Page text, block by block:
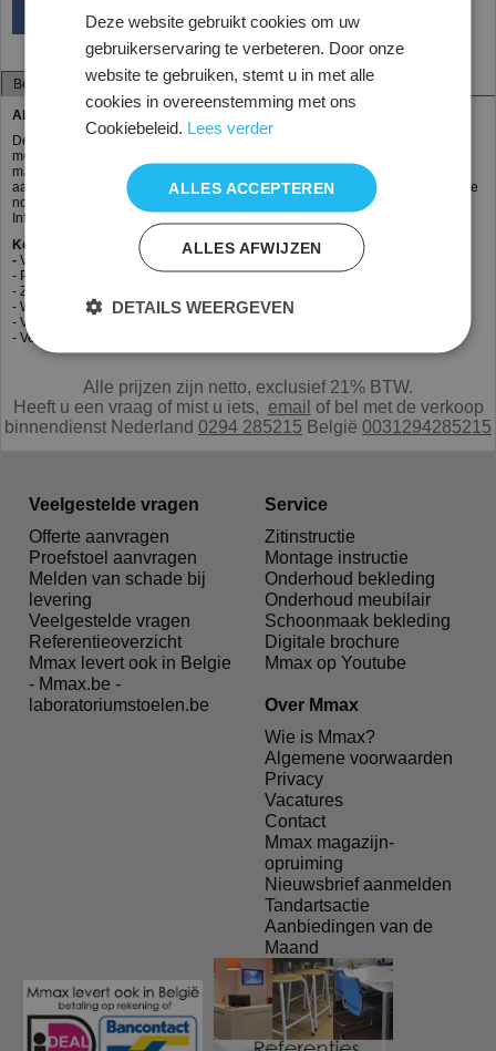
Beschrijving
Specificaties
Altera 160.4
De Altera stahulp is de ideale stasteun bij werkzaamheden waarbij men veel
moet staan. Het schuin aflopende zitvlak zorgt er voor dat het bekken
makkelijk gekanteld kan worden daarmee een correcte rughouding
aangenomen wordt. De voeten blijven stevig op de grond staan en dat eeft de
nodige stabiliteit. De Altera van Medisit voldoet aan de richtlijn uit het Arbo-
Informatieblad van het ministerie van SZW.
Kenmerken
- Verstelbare zithoek
- Polyurethaan zitting
- Zithoogte 70-95cm
- Werkhoogte 90-11-cm
- Verstelbare voetenring
- Verchroomd schotel onderstel Ø 50cm
Alle prijzen zijn netto, exclusief 21% BTW.
Heeft u een vraag of mist u iets, email of bel met de verkoop
binnendienst Nederland 0294 285215 België 0031294285215
Veelgestelde vragen
Offerte aanvragen
Proefstoel aanvragen
Melden van schade bij
levering
Veelgestelde vragen
Referentieoverzicht
Mmax levert ook in Belgie
- Mmax.be -
laboratoriumstoelen.be
Service
Zitinstructie
Montage instructie
Onderhoud bekleding
Onderhoud meubilair
Schoonmaak bekleding
Digitale brochure
Mmax op Youtube
Over Mmax
Wie is Mmax?
Algemene voorwaarden
Privacy
Vacatures
Contact
Mmax magazijn-
opruiming
Nieuwsbrief aanmelden
Tandartsactie
Aanbiedingen van de
Maand
Deze website gebruikt cookies om uw
gebruikerservaring te verbeteren. Door onze
website te gebruiken, stemt u in met alle
cookies in overeenstemming met ons
Cookiebeleid. Lees verder
ALLES ACCEPTEREN
ALLES AFWIJZEN
DETAILS WEERGEVEN